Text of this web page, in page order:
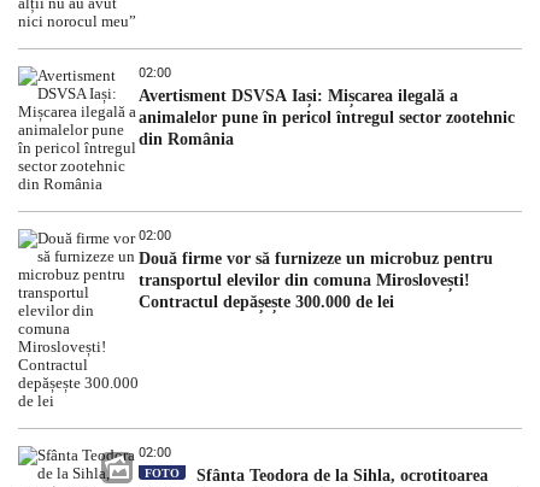
02:00
Avertisment DSVSA Iași: Mișcarea ilegală a
animalelor pune în pericol întregul sector zootehnic
din România
02:00
Două firme vor să furnizeze un microbuz pentru
transportul elevilor din comuna Miroslovești!
Contractul depășește 300.000 de lei
02:00
FOTO
Sfânta Teodora de la Sihla, ocrotitoarea